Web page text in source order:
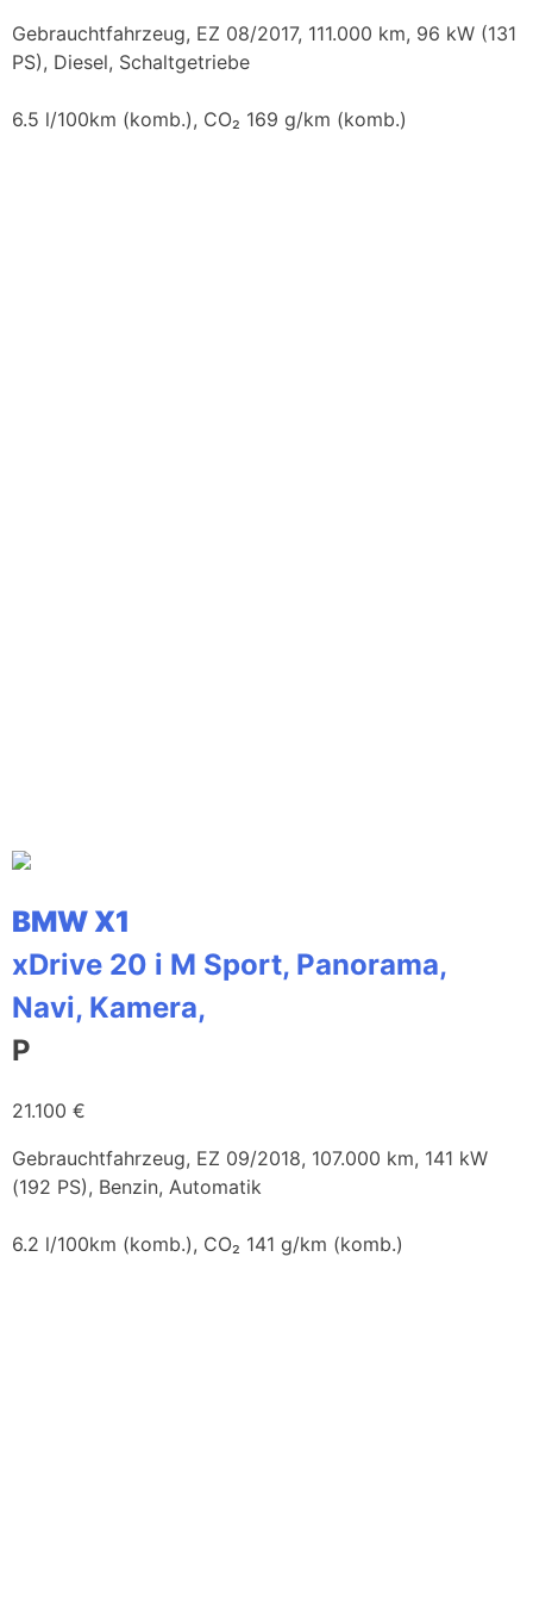
Gebrauchtfahrzeug, EZ 08/2017, 111.000 km, 96 kW (131
PS), Diesel, Schaltgetriebe
6.5 l/100km (komb.), CO₂ 169 g/km (komb.)
BMW X1
xDrive 20 i M Sport, Panorama,
Navi, Kamera,
P
21.100 €
Gebrauchtfahrzeug, EZ 09/2018, 107.000 km, 141 kW
(192 PS), Benzin, Automatik
6.2 l/100km (komb.), CO₂ 141 g/km (komb.)